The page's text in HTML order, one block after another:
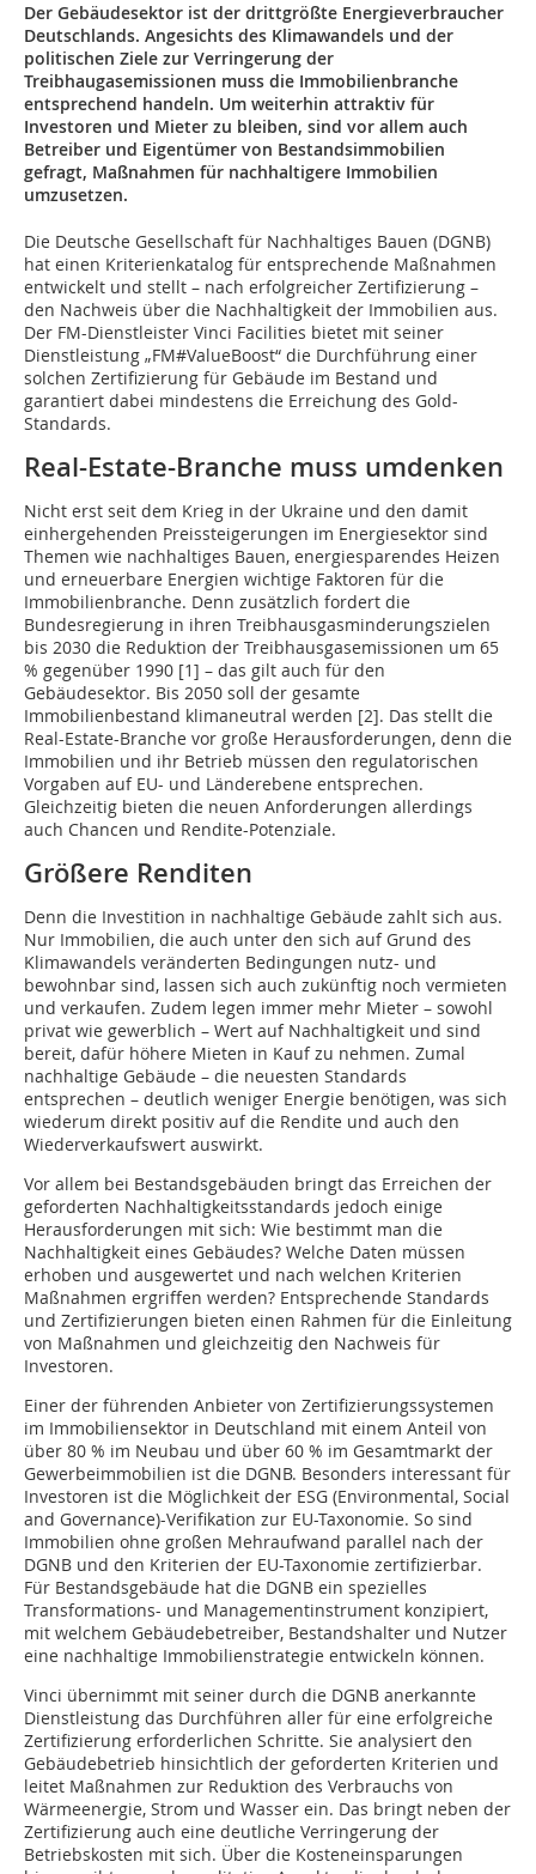
Der Gebäudesektor ist der drittgrößte Energieverbraucher
Deutschlands. Angesichts des Klimawandels und der
politischen Ziele zur Verringerung der
Treibhaugasemissionen muss die Immobilienbranche
entsprechend handeln. Um weiterhin attraktiv für
Investoren und Mieter zu bleiben, sind vor allem auch
Betreiber und Eigentümer von Bestandsimmobilien
gefragt, Maßnahmen für nachhaltigere Immobilien
umzusetzen.
Die Deutsche Gesellschaft für Nachhaltiges Bauen (DGNB)
hat einen Kriterienkatalog für entsprechende Maßnahmen
entwickelt und stellt – nach erfolgreicher Zertifizierung –
den Nachweis über die Nachhaltigkeit der Immobilien aus.
Der FM-Dienstleister Vinci Facilities bietet mit seiner
Dienstleistung „FM#ValueBoost“ die Durchführung einer
solchen Zertifizierung für Gebäude im Bestand und
garantiert dabei mindestens die Erreichung des Gold-
Standards.
Real-Estate-Branche muss umdenken
Nicht erst seit dem Krieg in der Ukraine und den damit
einhergehenden Preissteigerungen im Energiesektor sind
Themen wie nachhaltiges Bauen, energiesparendes Heizen
und erneuerbare Energien wichtige Faktoren für die
Immobilienbranche. Denn zusätzlich fordert die
Bundesregierung in ihren Treibhausgasminderungszielen
bis 2030 die Reduktion der Treibhausgasemissionen um 65
% gegenüber 1990 [1] – das gilt auch für den
Gebäudesektor. Bis 2050 soll der gesamte
Immobilienbestand klimaneutral werden [2]. Das stellt die
Real-Estate-Branche vor große Herausforderungen, denn die
Immobilien und ihr Betrieb müssen den regulatorischen
Vorgaben auf EU- und Länderebene entsprechen.
Gleichzeitig bieten die neuen Anforderungen allerdings
auch Chancen und Rendite-Potenziale.
Größere Renditen
Denn die Investition in nachhaltige Gebäude zahlt sich aus.
Nur Immobilien, die auch unter den sich auf Grund des
Klimawandels veränderten Bedingungen nutz- und
bewohnbar sind, lassen sich auch zukünftig noch vermieten
und verkaufen. Zudem legen immer mehr Mieter – sowohl
privat wie gewerblich – Wert auf Nachhaltigkeit und sind
bereit, dafür höhere Mieten in Kauf zu nehmen. Zumal
nachhaltige Gebäude – die neuesten Standards
entsprechen – deutlich weniger Energie benötigen, was sich
wiederum direkt positiv auf die Rendite und auch den
Wiederverkaufswert auswirkt.
Vor allem bei Bestandsgebäuden bringt das Erreichen der
geforderten Nachhaltigkeitsstandards jedoch einige
Herausforderungen mit sich: Wie bestimmt man die
Nachhaltigkeit eines Gebäudes? Welche Daten müssen
erhoben und ausgewertet und nach welchen Kriterien
Maßnahmen ergriffen werden? Entsprechende Standards
und Zertifizierungen bieten einen Rahmen für die Einleitung
von Maßnahmen und gleichzeitig den Nachweis für
Investoren.
Einer der führenden Anbieter von Zertifizierungssystemen
im Immobiliensektor in Deutschland mit einem Anteil von
über 80 % im Neubau und über 60 % im Gesamtmarkt der
Gewerbeimmobilien ist die DGNB. Besonders interessant für
Investoren ist die Möglichkeit der ESG (Environmental, Social
and Governance)-Verifikation zur EU-Taxonomie. So sind
Immobilien ohne großen Mehraufwand parallel nach der
DGNB und den Kriterien der EU-Taxonomie zertifizierbar.
Für Bestandsgebäude hat die DGNB ein spezielles
Transformations- und Managementinstrument konzipiert,
mit welchem Gebäudebetreiber, Bestandshalter und Nutzer
eine nachhaltige Immobilienstrategie entwickeln können.
Vinci übernimmt mit seiner durch die DGNB anerkannte
Dienstleistung das Durchführen aller für eine erfolgreiche
Zertifizierung erforderlichen Schritte. Sie analysiert den
Gebäudebetrieb hinsichtlich der geforderten Kriterien und
leitet Maßnahmen zur Reduktion des Verbrauchs von
Wärmeenergie, Strom und Wasser ein. Das bringt neben der
Zertifizierung auch eine deutliche Verringerung der
Betriebskosten mit sich. Über die Kosteneinsparungen